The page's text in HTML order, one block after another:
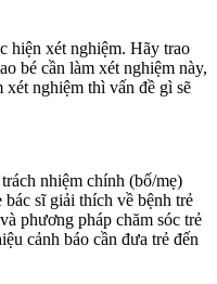
hiện xét nghiệm. Hãy trao
bé cần làm xét nghiệm này,
nghiệm thì vấn đề gì sẽ
nhiệm chính (bố/mẹ)
sĩ giải thích về bệnh trẻ
phương pháp chăm sóc trẻ
cảnh báo cần đưa trẻ đến